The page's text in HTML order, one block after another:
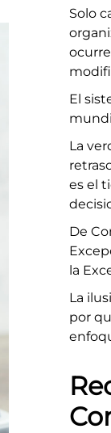
Solo
El
La
es el
De
la
La
por